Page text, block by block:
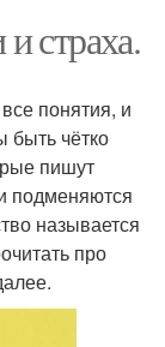
страха.
понятия, и
быть чётко
пишут
подменяются
называется
про